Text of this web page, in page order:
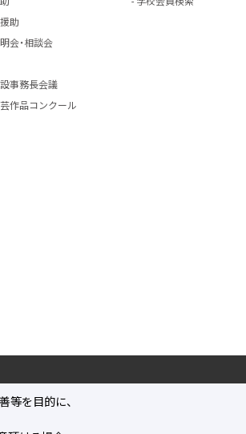
助
会・相談会
事務長会議
作品コンクール
等を目的に、